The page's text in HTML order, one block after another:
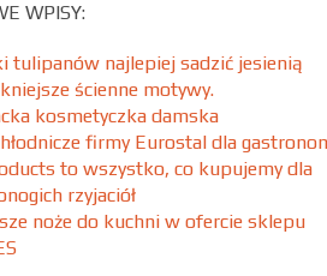
WPISY:
tulipanów najlepiej sadzić jesienią
ścienne motywy.
kosmetyczka damska
firmy Eurostal dla
to wszystko, co kupujemy dla
rzyjaciół
noże do kuchni w ofercie sklepu